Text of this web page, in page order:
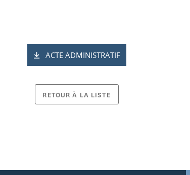
ACTE ADMINISTRATIF
RETOUR À LA LISTE